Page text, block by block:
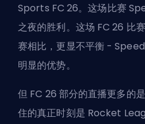
Sports FC 26。这场比赛
之夜的胜利。这场 FC 26 比
赛相比，更显不平衡 -
明显的优势。
但 FC 26 部分的直播更多的
住的真正时刻是 Rocket